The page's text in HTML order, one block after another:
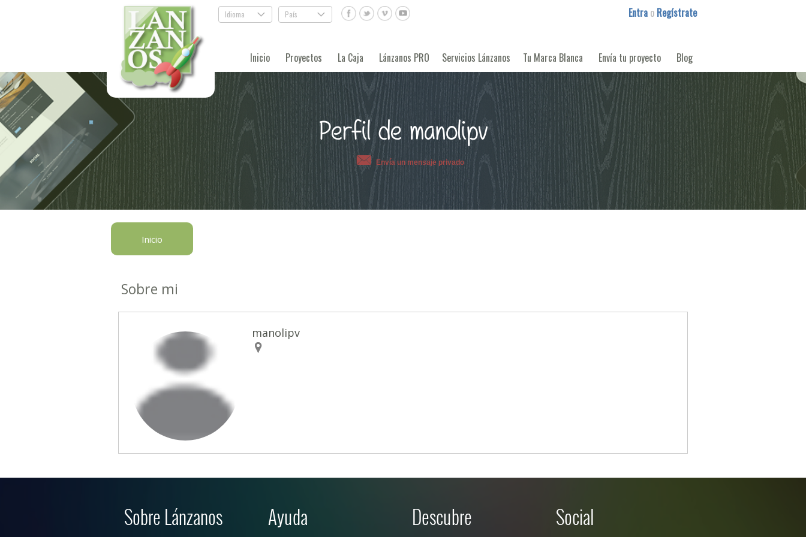
Idioma . País . Entra o Regístrate
Inicio Proyectos La Caja Lánzanos PRO Servicios Lánzanos Tu Marca Blanca Envía tu proyecto Blog
Perfil de manolipv
Envía un mensaje privado
Inicio
Sobre mi
manolipv
Sobre Lánzanos Ayuda Descubre Social